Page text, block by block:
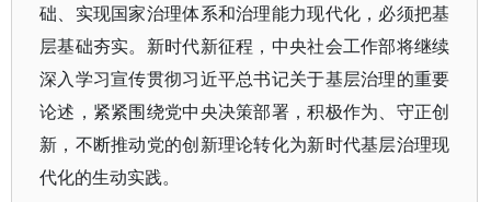
础、实现国家治理体系和治理能力现代化，必须把基
层基础夯实。新时代新征程，中央社会工作部将继续
深入学习宣传贯彻习近平总书记关于基层治理的重要
论述，紧紧围绕党中央决策部署，积极作为、守正创
新，不断推动党的创新理论转化为新时代基层治理现
代化的生动实践。